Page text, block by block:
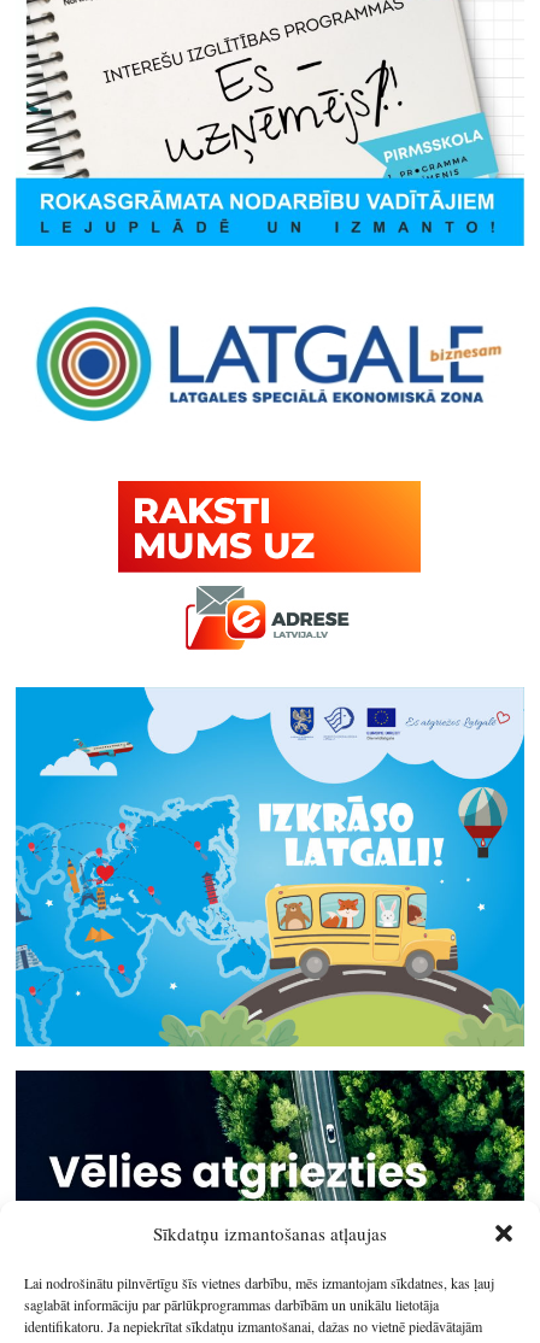
Sīkdatņu izmantošanas atļaujas
Lai nodrošinātu pilnvērtīgu šīs vietnes darbību, mēs izmantojam sīkdatnes, kas ļauj
saglabāt informāciju par pārlūkprogrammas darbībām un unikālu lietotāja
identifikatoru. Ja nepiekrītat sīkdatņu izmantošanai, dažas no vietnē piedāvātajām